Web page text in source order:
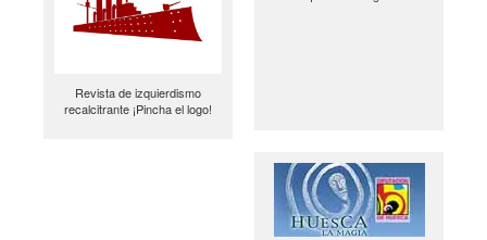
Revista de izquierdismo
recalcitrante ¡Pincha el logo!